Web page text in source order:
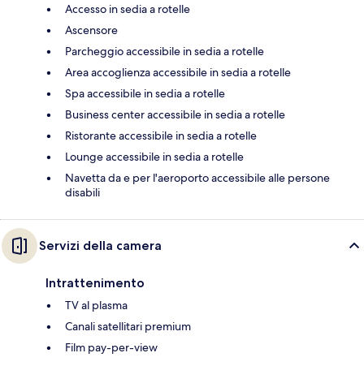
Accesso in sedia a rotelle
Ascensore
Parcheggio accessibile in sedia a rotelle
Area accoglienza accessibile in sedia a rotelle
Spa accessibile in sedia a rotelle
Business center accessibile in sedia a rotelle
Ristorante accessibile in sedia a rotelle
Lounge accessibile in sedia a rotelle
Navetta da e per l'aeroporto accessibile alle persone
disabili
Servizi della camera
Intrattenimento
TV al plasma
Canali satellitari premium
Film pay-per-view